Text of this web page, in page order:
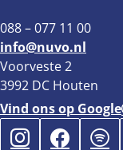
088 – 077 11 00
info@nuvo.nl
Voorveste 2
3992 DC Houten
Vind ons op Google